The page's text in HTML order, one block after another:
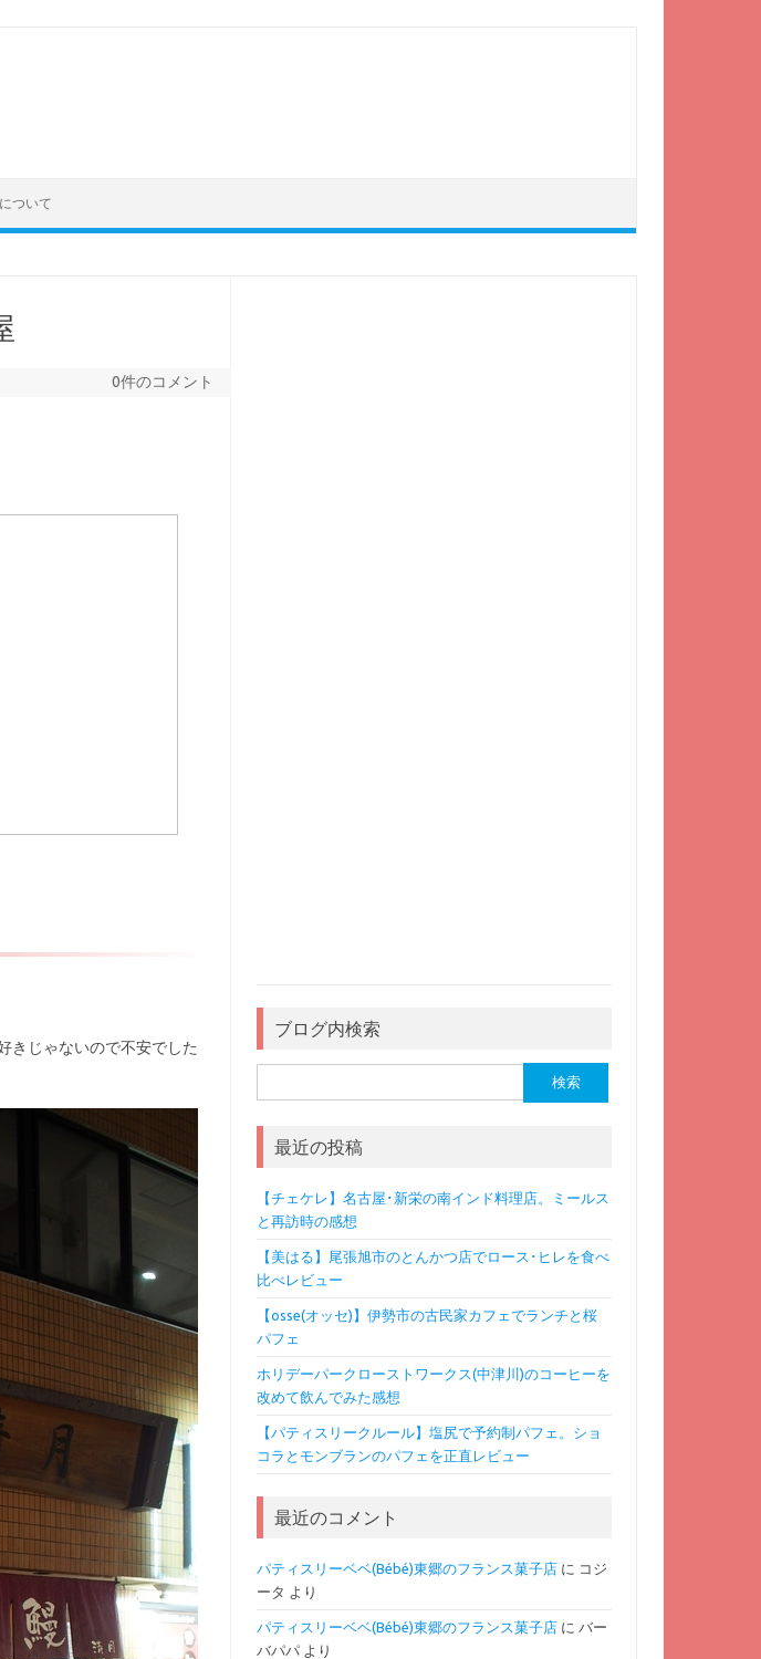
ついて
0件のコメント
きじゃないので不安でした
ブログ内検索
索:
最近の投稿
【チェケレ】名古屋･新栄の南インド料理店。ミールス
と再訪時の感想
【美はる】尾張旭市のとんかつ店でロース･ヒレを食べ
比べレビュー
【osse(オッセ)】伊勢市の古民家カフェでランチと桜
パフェ
ホリデーパークローストワークス(中津川)のコーヒーを
改めて飲んでみた感想
【パティスリークルール】塩尻で予約制パフェ。ショ
コラとモンブランのパフェを正直レビュー
最近のコメント
パティスリーベベ(Bébé)東郷のフランス菓子店に コジ
ータ より
パティスリーベベ(Bébé)東郷のフランス菓子店に バー
バパパより